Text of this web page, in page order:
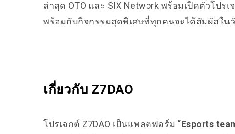
ล่าสุด OTO และ SIX Network พร้อมเปิดตัวโปรเ
พร้อมกับกิจกรรมสุดพิเศษที่ทุกคนจะได้สัมผัสใน
เกี่ยวกับ Z7DAO
โปรเจกต์ Z7DAO เป็นแพลตฟอร์ม “Esports